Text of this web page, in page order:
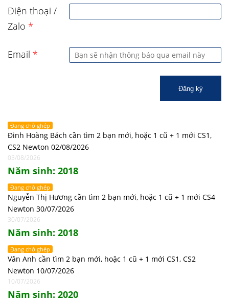
Điện thoại /
Zalo *
Email *
Đăng ký
Đang chờ ghép
Đinh Hoàng Bách cần tìm 2 bạn mới, hoặc 1 cũ + 1 mới CS1,
CS2 Newton 02/08/2026
03/08/2026
Năm sinh: 2018
Đang chờ ghép
Nguyễn Thị Hương cần tìm 2 bạn mới, hoặc 1 cũ + 1 mới CS4
Newton 30/07/2026
30/07/2026
Năm sinh: 2018
Đang chờ ghép
Vân Anh cần tìm 2 bạn mới, hoặc 1 cũ + 1 mới CS1, CS2
Newton 10/07/2026
10/07/2026
Năm sinh: 2020